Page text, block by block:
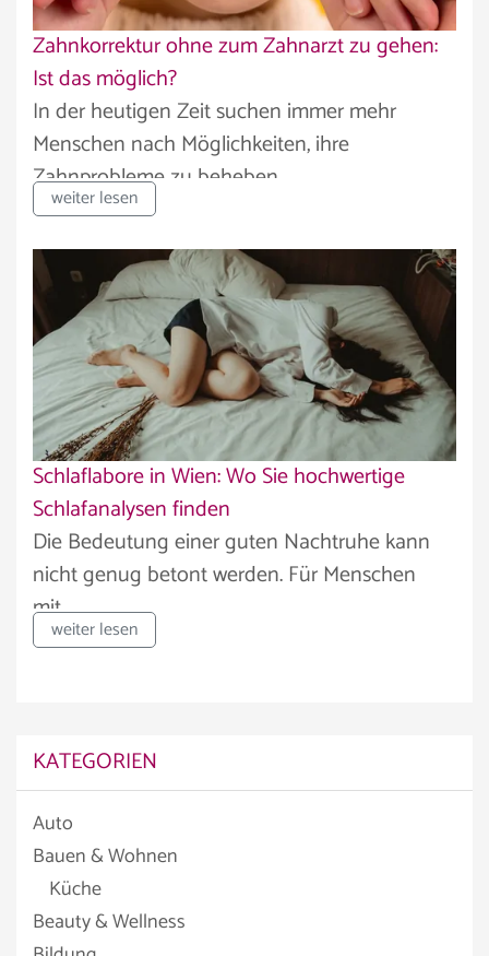
Zahnkorrektur ohne zum Zahnarzt zu gehen:
Ist das möglich?
In der heutigen Zeit suchen immer mehr
Menschen nach Möglichkeiten, ihre
Zahnprobleme zu beheben,...
weiter lesen
Schlaflabore in Wien: Wo Sie hochwertige
Schlafanalysen finden
Die Bedeutung einer guten Nachtruhe kann
nicht genug betont werden. Für Menschen
mit...
weiter lesen
KATEGORIEN
Auto
Bauen & Wohnen
Küche
Beauty & Wellness